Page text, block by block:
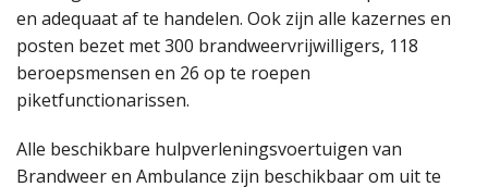
en adequaat af te handelen. Ook zijn alle kazernes en
posten bezet met 300 brandweervrijwilligers, 118
beroepsmensen en 26 op te roepen
piketfunctionarissen.
Alle beschikbare hulpverleningsvoertuigen van
Brandweer en Ambulance zijn beschikbaar om uit te